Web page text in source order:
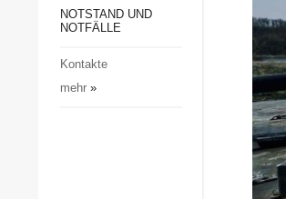
Gesellschaft und Kultur
Notstand und Notfälle
NOTSTAND UND
NOTFÄLLE
Kontakte
mehr»